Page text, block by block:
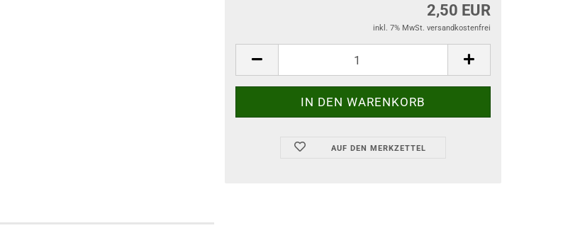
2,50 EUR
inkl. 7% MwSt. versandkostenfrei
AUF DEN MERKZETTEL